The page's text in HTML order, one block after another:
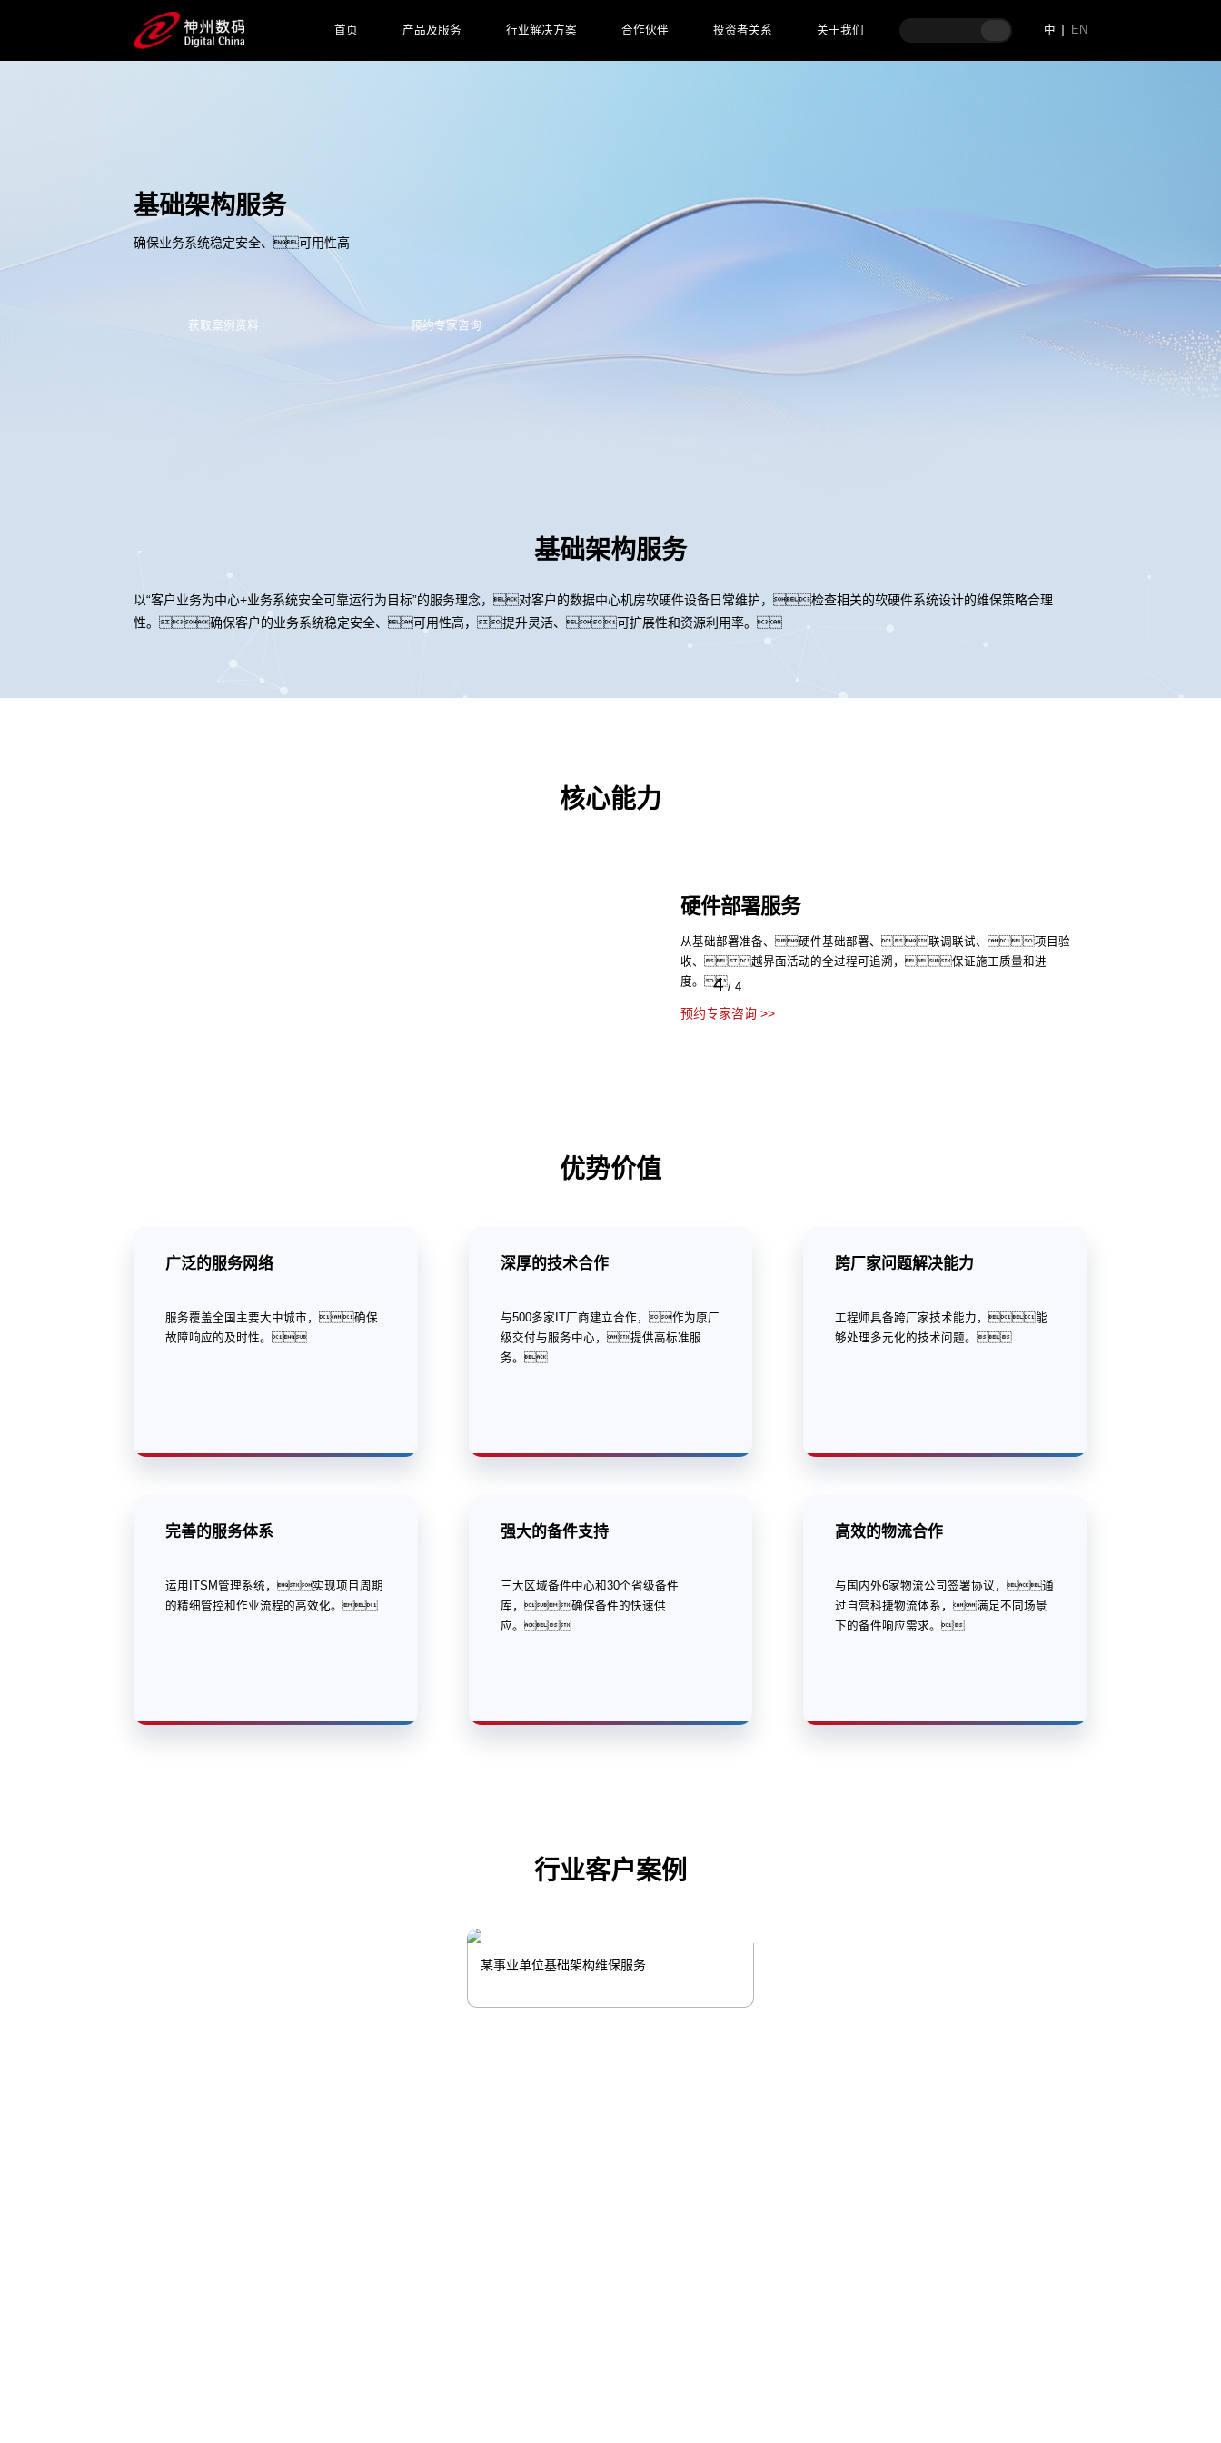
首页 产品及服务 行业解决方案 合作伙伴 投资者关系 关于我们 中 EN
基础架构服务
确保业务系统稳定安全、可用性高
获取案例资料 预约专家咨询
基础架构服务
以“客户业务为中心+业务系统安全可靠运行为目标”的服务理念，对客户的数据中心机房软硬件设备日常维护，检查相关的软硬件系统设计的维保策略合理
性。确保客户的业务系统稳定安全、可用性高，提升灵活、可扩展性和资源利用率。
核心能力
1/ 4
运维服务
提供7x24小时全天服务，拥有超过20年运维经验。提供数据库运
维、硬件运维、软件运维、备份系统运维、运维管
理、迁移服务。
预约专家咨询 >>
优势价值
广泛的服务网络
服务覆盖全国主要大中城市，确保
故障响应的及时性。
深厚的技术合作
与500多家IT厂商建立合作，作为原厂
级交付与服务中心，提供高标准服
务。
跨厂家问题解决能力
工程师具备跨厂家技术能力，能
够处理多元化的技术问题。
完善的服务体系
运用ITSM管理系统，实现项目周期
的精细管控和作业流程的高效化。
强大的备件支持
三大区域备件中心和30个省级备件
库，确保备件的快速供
应。
高效的物流合作
与国内外6家物流公司签署协议，通
过自营科捷物流体系，满足不同场景
下的备件响应需求。
行业客户案例
某事业单位基础架构维保服务